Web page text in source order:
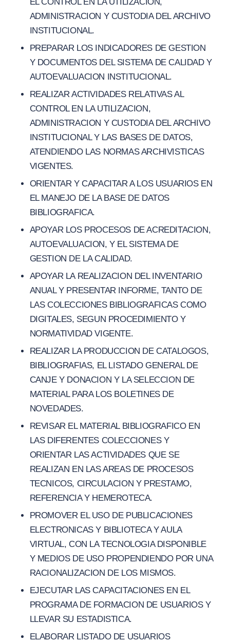
ADMINISTRACION Y CUSTODIA DEL ARCHIVO
INSTITUCIONAL.
PREPARAR LOS INDICADORES DE GESTION
Y DOCUMENTOS DEL SISTEMA DE CALIDAD Y
AUTOEVALUACION INSTITUCIONAL.
REALIZAR ACTIVIDADES RELATIVAS AL
CONTROL EN LA UTILIZACION,
ADMINISTRACION Y CUSTODIA DEL ARCHIVO
INSTITUCIONAL Y LAS BASES DE DATOS,
ATENDIENDO LAS NORMAS ARCHIVISTICAS
VIGENTES.
ORIENTAR Y CAPACITAR A LOS USUARIOS EN
EL MANEJO DE LA BASE DE DATOS
BIBLIOGRAFICA.
APOYAR LOS PROCESOS DE ACREDITACION,
AUTOEVALUACION, Y EL SISTEMA DE
GESTION DE LA CALIDAD.
APOYAR LA REALIZACION DEL INVENTARIO
ANUAL Y PRESENTAR INFORME, TANTO DE
LAS COLECCIONES BIBLIOGRAFICAS COMO
DIGITALES, SEGUN PROCEDIMIENTO Y
NORMATIVIDAD VIGENTE.
REALIZAR LA PRODUCCION DE CATALOGOS,
BIBLIOGRAFIAS, EL LISTADO GENERAL DE
CANJE Y DONACION Y LA SELECCION DE
MATERIAL PARA LOS BOLETINES DE
NOVEDADES.
REVISAR EL MATERIAL BIBLIOGRAFICO EN
LAS DIFERENTES COLECCIONES Y
ORIENTAR LAS ACTIVIDADES QUE SE
REALIZAN EN LAS AREAS DE PROCESOS
TECNICOS, CIRCULACION Y PRESTAMO,
REFERENCIA Y HEMEROTECA.
PROMOVER EL USO DE PUBLICACIONES
ELECTRONICAS Y BIBLIOTECA Y AULA
VIRTUAL, CON LA TECNOLOGIA DISPONIBLE
Y MEDIOS DE USO PROPENDIENDO POR UNA
RACIONALIZACION DE LOS MISMOS.
EJECUTAR LAS CAPACITACIONES EN EL
PROGRAMA DE FORMACION DE USUARIOS Y
LLEVAR SU ESTADISTICA.
ELABORAR LISTADO DE USUARIOS